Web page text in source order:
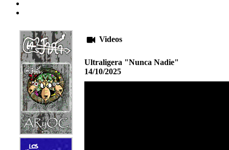
Videos
Ultraligera "Nunca Nadie"
14/10/2025